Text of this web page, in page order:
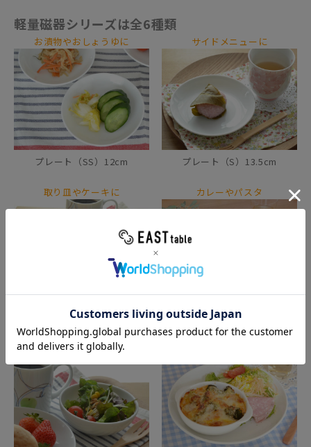
軽量磁器シリーズは全6種類
お漬物やおしょうゆに サイドメニューに
プレート（SS）12cm プレート（S）13.5cm
取り皿やケーキに カレーやパスタ
プレート（M）16.5cm プレート（L）22cm
サラダやデザートに